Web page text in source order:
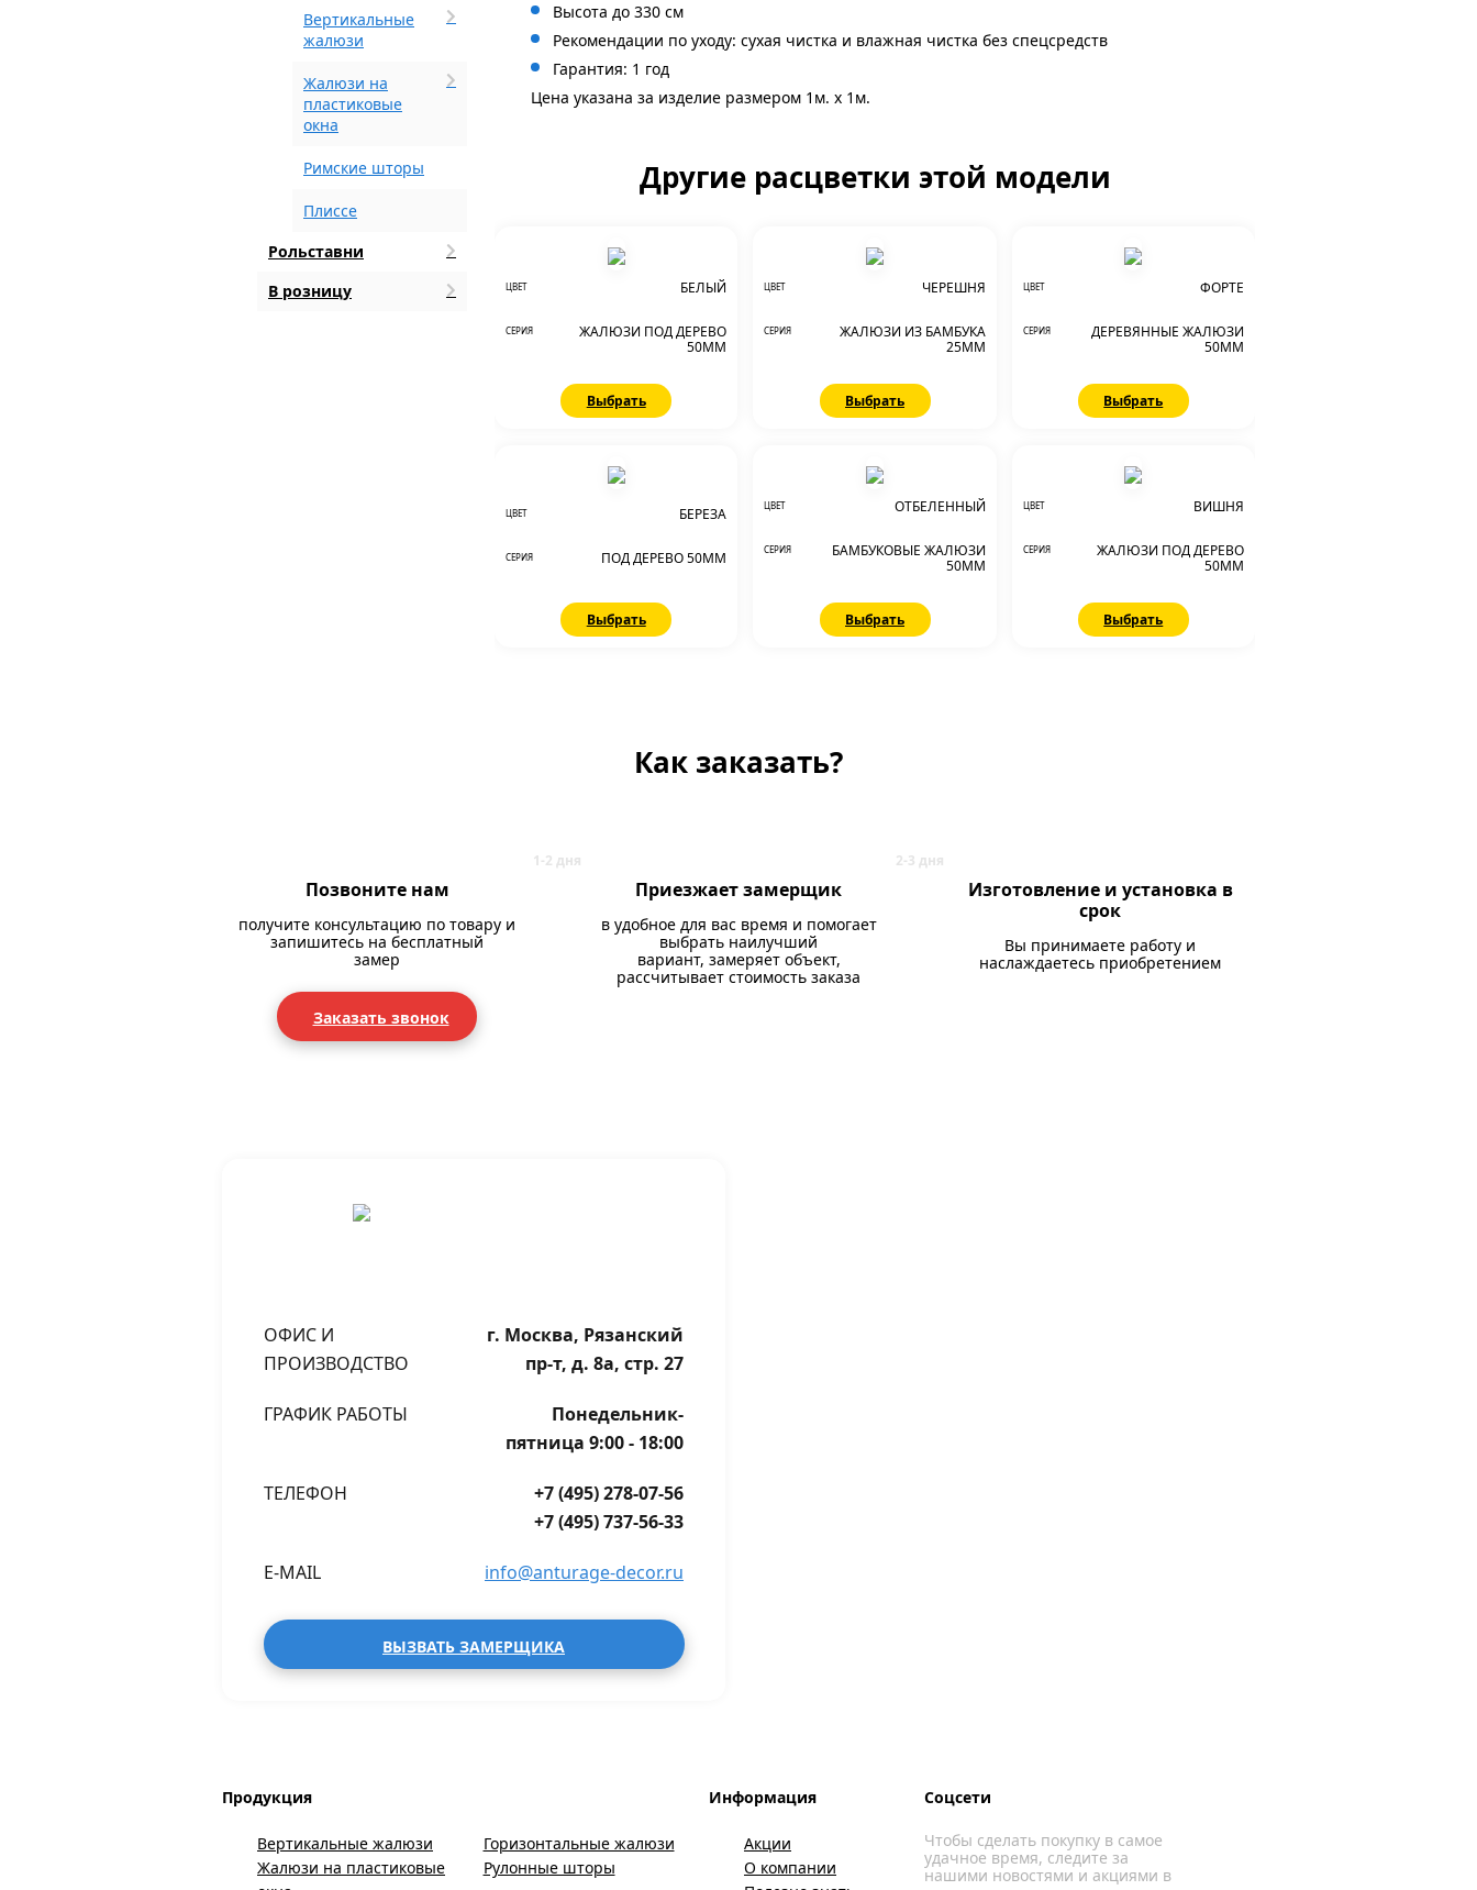
Вертикальные
жалюзи
Жалюзи на
пластиковые
окна
Римские шторы
Плиссе
Рольставни
В розницу
Высота до 330 см
Рекомендации по уходу: сухая чистка и влажная чистка без спецсредств
Гарантия: 1 год
Цена указана за изделие размером 1м. x 1м.
Другие расцветки этой модели
ЦВЕТ БЕЛЫЙ
СЕРИЯ
ЖАЛЮЗИ ПОД ДЕРЕВО
50ММ
Выбрать
ЦВЕТ ЧЕРЕШНЯ
СЕРИЯ
ЖАЛЮЗИ ИЗ БАМБУКА
25ММ
Выбрать
ЦВЕТ ФОРТЕ
СЕРИЯ
ДЕРЕВЯННЫЕ ЖАЛЮЗИ
50ММ
Выбрать
ЦВЕТ БЕРЕЗА
СЕРИЯ ПОД ДЕРЕВО 50ММ
Выбрать
ЦВЕТ ОТБЕЛЕННЫЙ
СЕРИЯ
БАМБУКОВЫЕ ЖАЛЮЗИ
50ММ
Выбрать
ЦВЕТ ВИШНЯ
СЕРИЯ
ЖАЛЮЗИ ПОД ДЕРЕВО
50ММ
Выбрать
Как заказать?
Позвоните нам
получите консультацию по товару и
запишитесь на бесплатный
замер
Заказать звонок
Приезжает замерщик
в удобное для вас время и помогает
выбрать наилучший
вариант, замеряет объект,
рассчитывает стоимость заказа
Изготовление и установка в
срок
Вы принимаете работу и
наслаждаетесь приобретением
ОФИС И
ПРОИЗВОДСТВО
г. Москва, Рязанский
пр-т, д. 8а, стр. 27
ГРАФИК РАБОТЫ
Понедельник-
пятница 9:00 - 18:00
ТЕЛЕФОН
+7 (495) 278-07-56
+7 (495) 737-56-33
E-MAIL info@anturage-decor.ru
ВЫЗВАТЬ ЗАМЕРЩИКА
Продукция
Вертикальные жалюзи
Горизонтальные жалюзи
Жалюзи на пластиковые
Рулонные шторы
Информация
Акции
О компании
Соцсети
Чтобы сделать покупку в самое
удачное время, следите за
нашими новостями и акциями в